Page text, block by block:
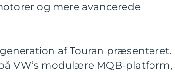
og mere avancerede
af Touran præsenteret.
VW’s modulære MQB-platform,